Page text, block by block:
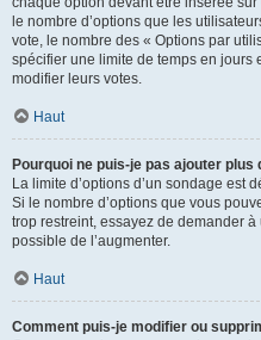
le nombre d’options que les
vote, le nombre des « Options par
spécifier une limite de temps en jours
modifier leurs votes.
Haut
Pourquoi ne puis-je pas ajouter plus
La limite d’options d’un sondage est
Si le nombre d’options que vous
trop restreint, essayez de demander
possible de l’augmenter.
Haut
Comment puis-je modifier ou